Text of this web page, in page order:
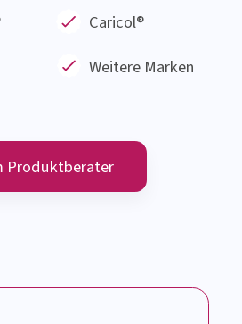
Caricol®
Weitere Marken
Produktberater